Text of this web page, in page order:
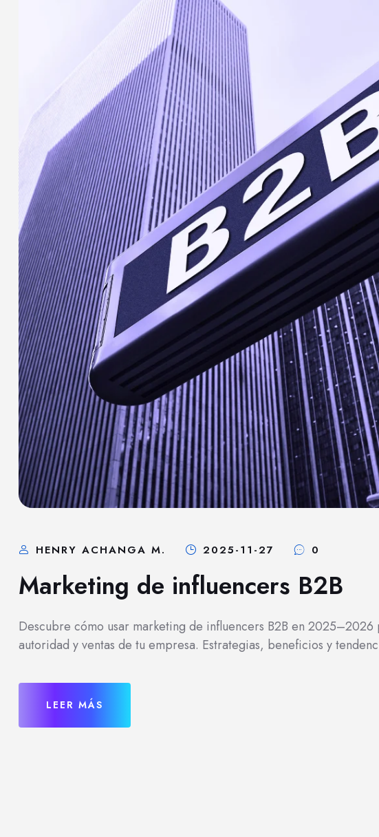
HENRY ACHANGA M. 2025-11-27 0
Marketing de influencers B2B
Descubre cómo usar marketing de influencers B2B en
autoridad y ventas de tu empresa. Estrategias, beneficios y
LEER MÁS